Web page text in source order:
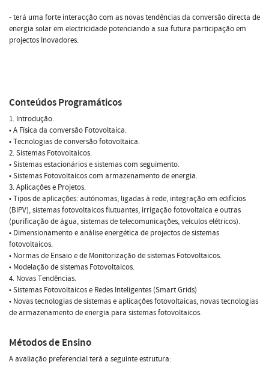
- terá uma forte interacção com as novas tendências da conversão directa de
energia solar em electricidade potenciando a sua futura participação em
projectos Inovadores.
Conteúdos Programáticos
1. Introdução.
• A Física da conversão Fotovoltaica.
• Tecnologias de conversão fotovoltaica.
2. Sistemas Fotovoltaicos.
• Sistemas estacionários e sistemas com seguimento.
• Sistemas Fotovoltaicos com armazenamento de energia.
3. Aplicações e Projetos.
• Tipos de aplicações: autónomas, ligadas à rede, integração em edifícios
(BIPV), sistemas fotovoltaicos flutuantes, irrigação fotovoltaica e outras
(purificação de água, sistemas de telecomunicações, veículos elétricos).
• Dimensionamento e análise energética de projectos de sistemas
fotovoltaicos.
• Normas de Ensaio e de Monitorização de sistemas Fotovoltaicos.
• Modelação de sistemas Fotovoltaicos.
4. Novas Tendências.
• Sistemas Fotovoltaicos e Redes Inteligentes (Smart Grids)
• Novas tecnologias de sistemas e aplicações fotovoltaicas, novas tecnologias
de armazenamento de energia para sistemas fotovoltaicos.
Métodos de Ensino
A avaliação preferencial terá a seguinte estrutura: